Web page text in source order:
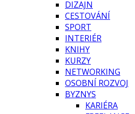
DIZAJN
CESTOVÁNÍ
SPORT
INTERIÉR
KNIHY
KURZY
NETWORKING
OSOBNÍ ROZVOJ
BYZNYS
KARIÉRA